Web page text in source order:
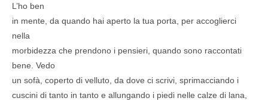
L’ho ben
in mente, da quando hai aperto la tua porta, per accoglierci
nella
morbidezza che prendono i pensieri, quando sono raccontati
bene. Vedo
un sofà, coperto di velluto, da dove ci scrivi, sprimacciando i
cuscini di tanto in tanto e allungando i piedi nelle calze di lana,